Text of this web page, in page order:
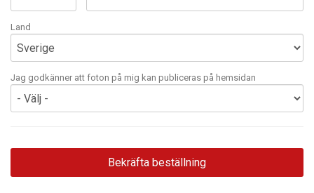
Land
Jag godkänner att foton på mig kan publiceras på hemsidan